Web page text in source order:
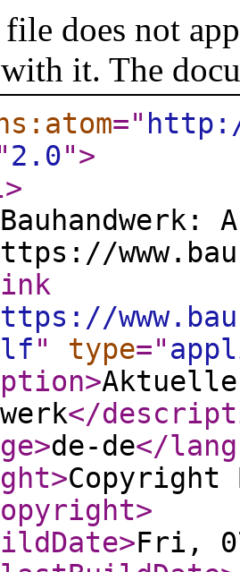
does not
it. The
="
2.0">
>
Bauhandwerk:
" type="
>Aktuelle
</
>de-de</
>Copyright
>
>Fri,